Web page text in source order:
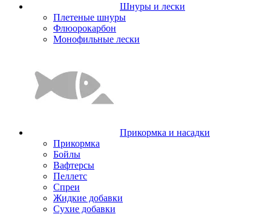
Шнуры и лески
Плетеные шнуры
Флюорокарбон
Монофильные лески
Прикормка и насадки
Прикормка
Бойлы
Вафтерсы
Пеллетс
Спреи
Жидкие добавки
Сухие добавки